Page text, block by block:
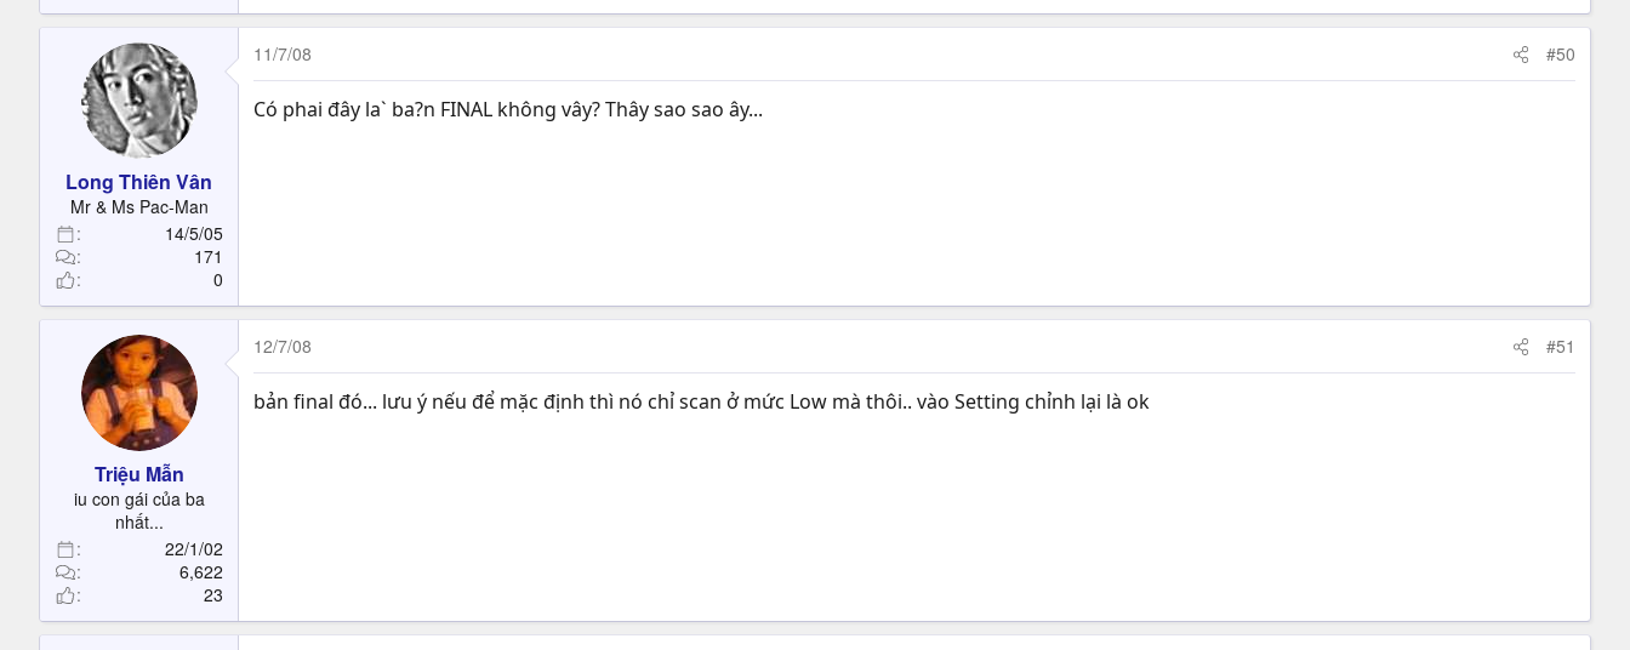
Long Thiên Vân
Mr & Ms Pac-Man
14/5/05
171
0
11/7/08 #50
Có phai đây la` ba?n FINAL không vây? Thây sao sao ây...
Triệu Mẫn
iu con gái của ba
nhất...
22/1/02
6,622
23
12/7/08 #51
bản final đó... lưu ý nếu để mặc định thì nó chỉ scan ở mức Low mà thôi.. vào Setting chỉnh lại là ok